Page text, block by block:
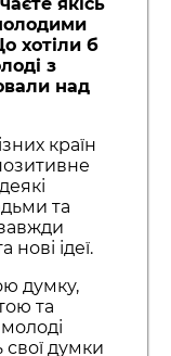
хотіли б
з
над
країн
та
нові ідеї.
думку,
та
думки